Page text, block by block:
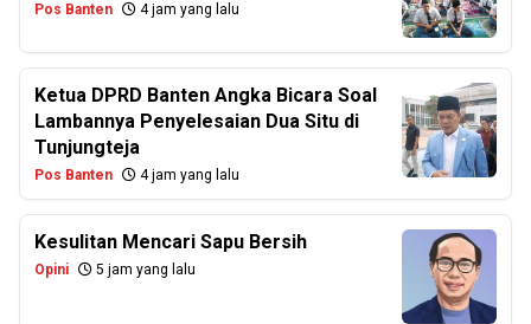
Pos Banten 4 jam yang lalu
Ketua DPRD Banten Angka Bicara Soal
Lambannya Penyelesaian Dua Situ di
Tunjungteja
Pos Banten 4 jam yang lalu
Kesulitan Mencari Sapu Bersih
Opini 5 jam yang lalu